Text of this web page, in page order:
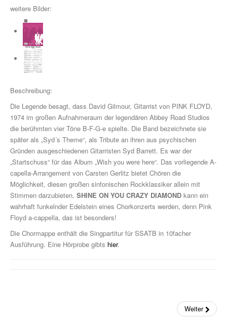
Start Up Piano
Guitar Play Along
Musikpädagogik
Klavier
John Wesley Schaum
Gitarre (A- & E-)
Andreas Schumann Gitarrenmethode
Schlagzeug & Percussion
weitere Bilder:
Beschreibung:
Die Legende besagt, dass David Gilmour, Gitarrist von PINK FLOYD,
1974 im großen Aufnahmeraum der legendären Abbey Road Studios
die berühmten vier Töne B-F-G-e spielte. Die Band bezeichnete sie
später als „Syd´s Theme“, als Tribute an ihren aus psychischen
Gründen ausgeschiedenen Gitarristen Syd Barrett. Es war der
„Startschuss“ für das Album „Wish you were here“. Das vorliegende A-
capella-Arrangement von Carsten Gerlitz bietet Chören die
Möglichkeit, diesen großen sinfonischen Rockklassiker allein mit
Stimmen darzubieten. SHINE ON YOU CRAZY DIAMOND kann ein
wahrhaft funkelnder Edelstein eines Chorkonzerts werden, denn Pink
Floyd a-cappella, das ist besonders!
Die Chormappe enthält die Singpartitur für SSATB in 10facher
Ausführung. Eine Hörprobe gibts hier.
Weiter